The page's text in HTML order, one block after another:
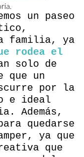
un paseo
familia, ya
rodea el
solo de
que un
por la
e ideal
Además,
quedarse
ya que
que